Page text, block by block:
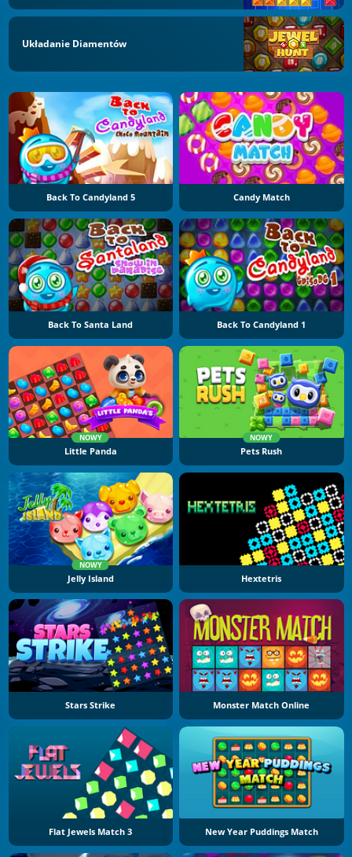
Układanie Diamentów
Back To Candyland 5 Candy Match
Back To Santa Land Back To Candyland 1
NOWY
Little Panda
NOWY
Pets Rush
NOWY
Jelly Island Hextetris
Stars Strike Monster Match Online
Flat Jewels Match 3 New Year Puddings Match